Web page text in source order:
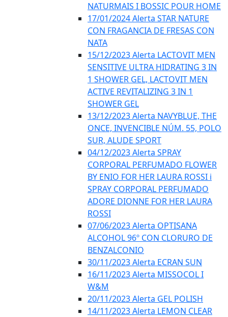
NATURMAIS I BOSSIC POUR HOME
17/01/2024 Alerta STAR NATURE
CON FRAGANCIA DE FRESAS CON
NATA
15/12/2023 Alerta LACTOVIT MEN
SENSITIVE ULTRA HIDRATING 3 IN
1 SHOWER GEL, LACTOVIT MEN
ACTIVE REVITALIZING 3 IN 1
SHOWER GEL
13/12/2023 Alerta NAVYBLUE, THE
ONCE, INVENCIBLE NÚM. 55, POLO
SUR, ALUDE SPORT
04/12/2023 Alerta SPRAY
CORPORAL PERFUMADO FLOWER
BY ENIO FOR HER LAURA ROSSI i
SPRAY CORPORAL PERFUMADO
ADORE DIONNE FOR HER LAURA
ROSSI
07/06/2023 Alerta OPTISANA
ALCOHOL 96º CON CLORURO DE
BENZALCONIO
30/11/2023 Alerta ECRAN SUN
16/11/2023 Alerta MISSOCOL I
W&M
20/11/2023 Alerta GEL POLISH
14/11/2023 Alerta LEMON CLEAR